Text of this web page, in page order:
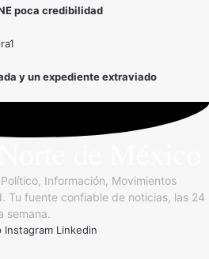
poca credibilidad
y un expediente extraviado
Información, Movimientos
Tu fuente confiable de noticias, las 24
semana.
Instagram Linkedin